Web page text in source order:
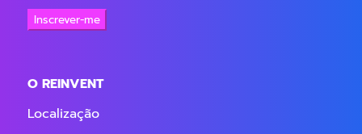
Inscrever-me
O REINVENT
Localização